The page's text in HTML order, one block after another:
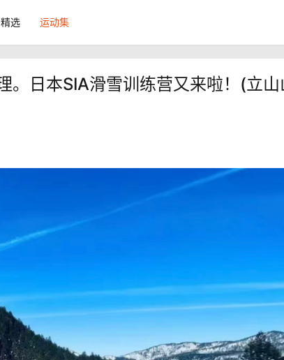
选 运动集
。日本SIA滑雪训练营又来啦！(立山